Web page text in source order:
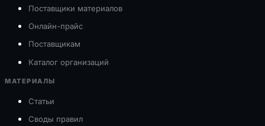
Поставщики материалов
Онлайн-прайс
Поставщикам
Каталог организаций
МАТЕРИАЛЫ
Статьи
Своды правил